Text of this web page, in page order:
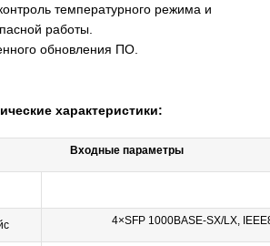
температурного режима и
работы.
обновления ПО.
характеристики:
Входные параметры
4×SFP 1000BASE-SX/LX,